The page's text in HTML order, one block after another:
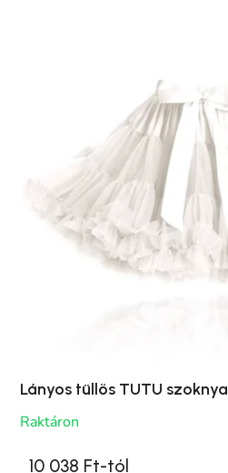
Lányos tüllös TUTU szoknya
Raktáron
10 038 Ft-tól